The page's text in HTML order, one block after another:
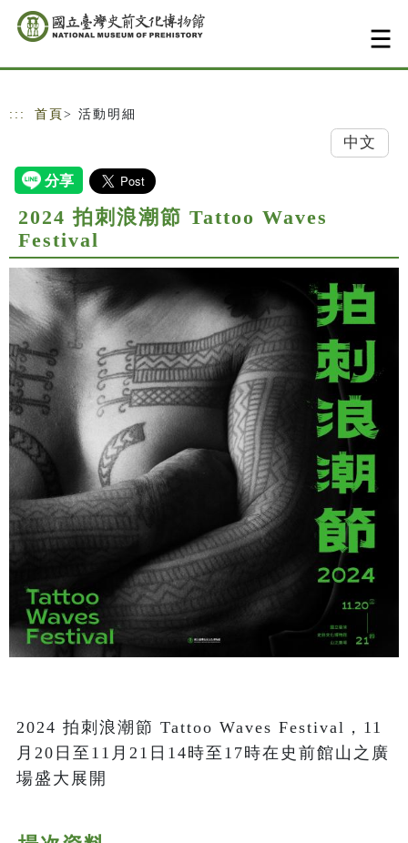
跳到主要內容
網站導覽
::: 首頁 > 活動明細
中文
2024 拍刺浪潮節 Tattoo Waves
Festival
2024 拍刺浪潮節 Tattoo Waves Festival，11
月20日至11月21日14時至17時在史前館山之廣
場盛大展開